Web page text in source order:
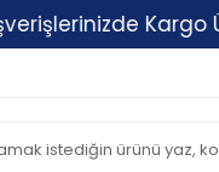
Kargo Ücretsiz!